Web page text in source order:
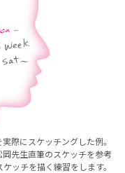
際にスケッチングした例。
岡先生直筆のスケッチを参考
ッチを描く練習をします。